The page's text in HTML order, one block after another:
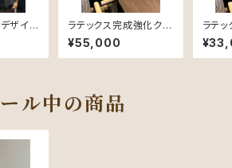
ザイン
ラテックス完成強化クラ
ス スタンダードコース
【6名限定】
¥55,000
ラテ
１日コ
ル中の商品